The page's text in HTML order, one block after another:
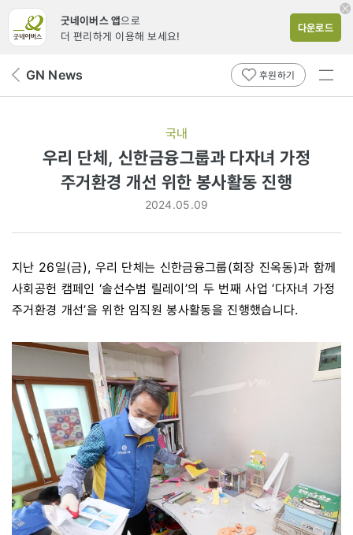
굿네이버스 앱으로
더 편리하게 이용해 보세요!
다운로드
뒤 GN News 후원하기
전체
국내
우리 단체, 신한금융그룹과 다자녀 가정
주거환경 개선 위한 봉사활동 진행
2024.05.09
지난 26일(금), 우리 단체는 신한금융그룹(회장 진옥동)과 함께
사회공헌 캠페인 ‘솔선수범 릴레이’의 두 번째 사업 ‘다자녀 가정
주거환경 개선’을 위한 임직원 봉사활동을 진행했습니다.